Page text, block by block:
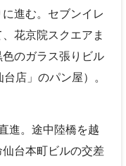
進む。セブンイレ
花京院スクエアま
のガラス張りビル
店」のパン屋）。
進。途中陸橋を越
台本町ビルの交差